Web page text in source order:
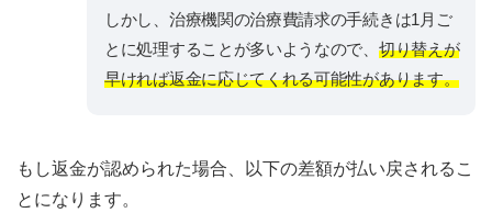
しかし、治療機関の治療費請求の手続きは1月ご
とに処理することが多いようなので、 切り替えが
早ければ返金に応じてくれる可能性があります。
もし返金が認められた場合、以下の差額が払い戻されるこ
とになります。